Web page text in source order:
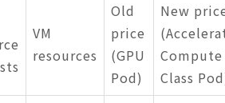
VM
resources
Old
price
(GPU
Pod)
New
Compute
Class